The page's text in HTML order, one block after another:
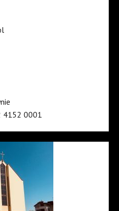
4152 0001